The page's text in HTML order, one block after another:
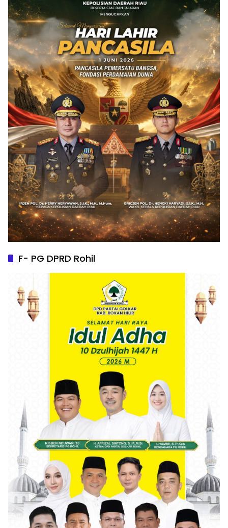
F- PG DPRD Rohil